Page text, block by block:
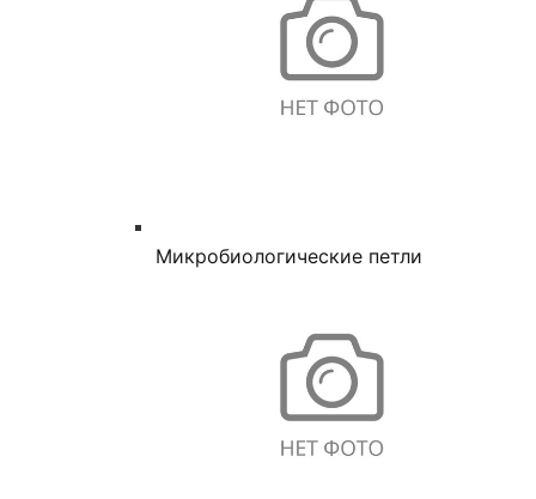
Микробиологические петли